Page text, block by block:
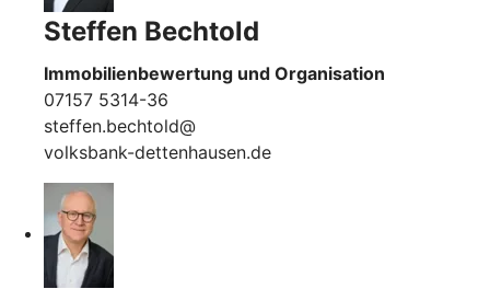
Steffen Bechtold
Immobilienbewertung und Organisation
07157 5314-36
steffen.bechtold@
volksbank-dettenhausen.de